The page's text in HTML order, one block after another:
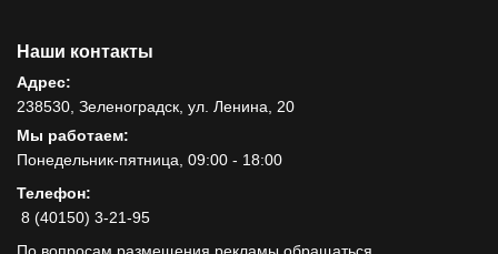
Наши контакты
Адрес:
238530, Зеленоградск, ул. Ленина, 20
Мы работаем:
Понедельник-пятница, 09:00 - 18:00
Телефон:
8 (40150) 3-21-95
По вопросам размещения рекламы обращаться